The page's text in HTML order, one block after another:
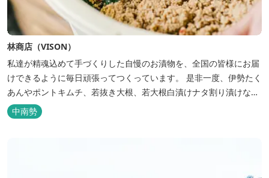
林商店（VISON）
私達が精魂込めて手づくりした自慢のお漬物を、全国の皆様にお届
けできるように毎日頑張ってつくっています。 是非一度、伊勢たく
あんやポントキムチ、若抜き大根、若大根白漬けナタ割り漬けなど
を食べてください。 商品すべてが、自信を持っておすすめできる自
慢のお漬物です。
中南勢